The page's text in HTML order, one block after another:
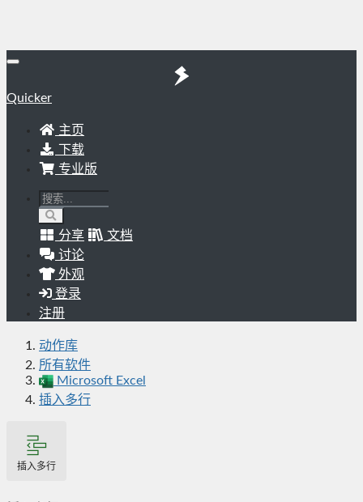
Quicker
主页
下载
专业版
分享
文档
讨论
外观
登录
注册
动作库
所有软件
Microsoft Excel
插入多行
插入多行